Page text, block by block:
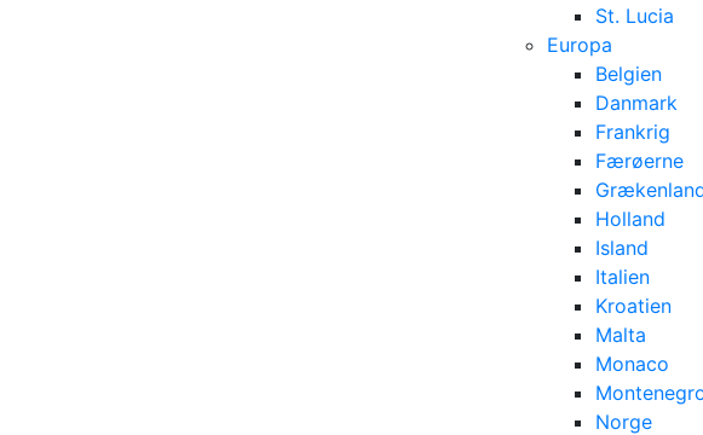
St. Lucia
Europa
Belgien
Danmark
Frankrig
Færøerne
Holland
Island
Italien
Kroatien
Malta
Monaco
Norge